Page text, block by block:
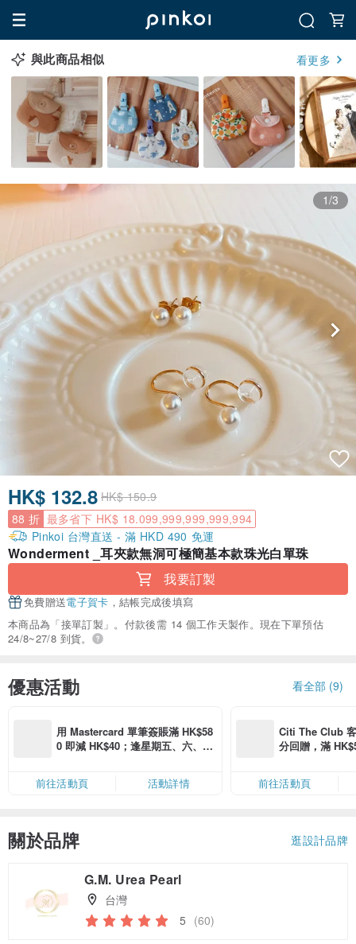
與此商品相似 看更多
1/3
HK$ 132.8 HK$ 150.9
88 折 最多省下 HK$ 18.099,999,999,999,994
Pinkoi 台灣直送 - 滿 HKD 490 免運
Wonderment _耳夾款無洞可極簡基本款珠光白單珠
我要訂製
免費贈送電子賀卡 ，結帳完成後填寫
本商品為「接單訂製」。付款後需 14 個工作天製作。現在下單預估
24/8~27/8 到貨。
優惠活動 看全部 (9)
用 Mastercard 單筆簽賬滿 HK$58
0 即減 HK$40；逢星期五、六、日
卡」結帳）
前往活動頁 活動詳情
Citi The Club
分回贈，滿
前往活動頁
關於品牌 逛設計品牌
G.M. Urea Pearl
台灣
5 (60)